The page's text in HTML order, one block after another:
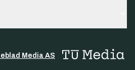
Media AS